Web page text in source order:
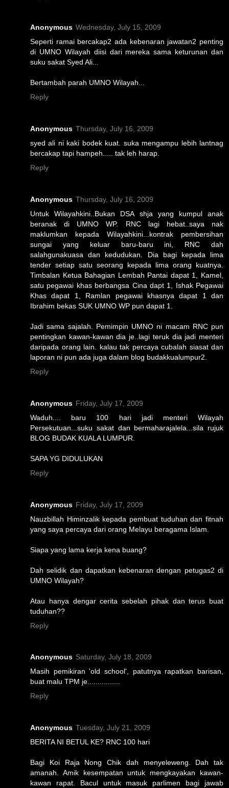
Anonymous Wednesday, July 15, 2009
Seperti ramai bercakap2 ada kebenaran jawatan2 penting
di UMNO Wilayah diisi dari mereka sama keturunan dan
suku sakat Syed Ali...
Bertambah parah UMNO Wilayah...
Reply
Anonymous Thursday, July 16, 2009
syed ali ni kaki bodek kuat. suka mengampu lebih lantnag
bercakap tapi hampeh..... tak leh harap.
Reply
Anonymous Thursday, July 16, 2009
Untuk Wilayahkini..Bukan DSA shja yang kumpul anak
beranak di UMNO WP. RNC lagi hebat..saya nak
maklumkan kepada Wilayahkini...kontrak pembersihan
sungai yang keluar baru-baru ini, RNC dah
salahgunakuasa dan kedudukan. Dia bagi kepada lima
tender setiap satu seorang kepada lima orang kuatnya.
Timbalan Ketua Bahagian Lembah Pantai dapat 1, Kamel,
satu pegawai khas berbangsa Cina dapt 1, Ishak Pegawai
Khas dapat 1, Ramlan pegawai khasnya dapat 1 dan
Ibrahim bekas SUK UMNO WP pun dapat 1.
Jadi sama sajalah. Pemimpin UMNO ni macam RNC pun
pentingkan kawan-kawan dia je..lagi teruk dia jadi menteri
daripada orang lain. kalau tak percaya cubalah siasat dan
laporan ni pun ada juga dalam blog budakkualumpur2.
Reply
Anonymous Friday, July 17, 2009
Waduh.... baru 100 hari jadi menteri Wilayah
Persekutuan...suku sakat dan bermaharajalela...sila rujuk
BLOG BUDAK KUALA LUMPUR.
SAPA YG DIDULUKAN
Reply
Anonymous Friday, July 17, 2009
Nauzbillah Himinzalik kepada pembuat tuduhan dan fitnah
yang saya percaya dari orang Melayu beragama Islam.
Siapa yang lama kerja kena buang?
Dah selidik dan dapatkan kebenaran dengan petugas2 di
UMNO Wilayah?
Atau hanya dengar cerita sebelah pihak dan terus buat
tuduhan??
Reply
Anonymous Saturday, July 18, 2009
Masih pemikiran 'old school', patutnya rapatkan barisan,
buat malu TPM je................
Reply
Anonymous Tuesday, July 21, 2009
BERITA NI BETUL KE? RNC 100 hari
Bagi Koi Raja Nong Chik dah menyeleweng. Dah tak
amanah. Amik kesempatan untuk mengkayakan kawan-
kawan rapat. Bacul untuk masuk parlimen bagi jawab